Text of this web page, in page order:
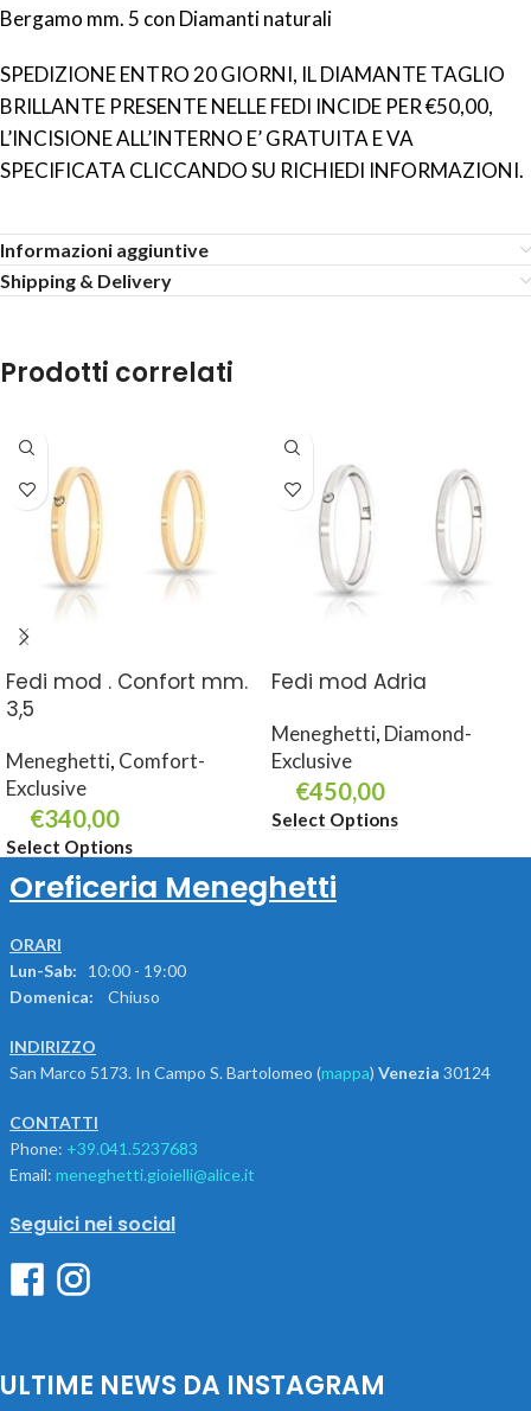
Bergamo mm. 5 con Diamanti naturali
SPEDIZIONE ENTRO 20 GIORNI, IL DIAMANTE TAGLIO
BRILLANTE PRESENTE NELLE FEDI INCIDE PER €50,00,
L’INCISIONE ALL’INTERNO E’ GRATUITA E VA
SPECIFICATA CLICCANDO SU RICHIEDI INFORMAZIONI.
Informazioni aggiuntive
Shipping & Delivery
Prodotti correlati
Fedi mod . Confort mm.
3,5
Meneghetti, Comfort-
Exclusive
€340,00
Select Options
Fedi mod Adria
Meneghetti, Diamond-
Exclusive
€450,00
Select Options
Oreficeria Meneghetti
ORARI
Lun-Sab: 10:00 - 19:00
Domenica:
Chiuso
INDIRIZZO
San Marco 5173. In Campo S. Bartolomeo (mappa) Venezia 30124
CONTATTI
Phone: +39.041.5237683
Email: meneghetti.gioielli@alice.it
Seguici nei social
ULTIME NEWS DA INSTAGRAM